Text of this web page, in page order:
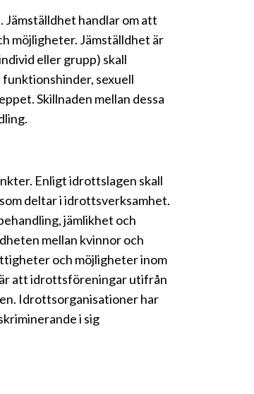
Jämställdhet handlar om att
möjligheter. Jämställdhet är
eller grupp) skall
sexuell
Skillnaden mellan dessa
Enligt idrottslagen skall
deltar i idrottsverksamhet.
jämlikhet och
mellan kvinnor och
och möjligheter inom
att idrottsföreningar utifrån
Idrottsorganisationer har
i sig